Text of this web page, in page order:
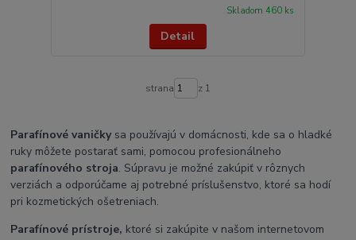
Skladom 460 ks
Detail
strana z 1
Parafínové vaničky sa používajú v domácnosti, kde sa o hladké
ruky môžete postarať sami, pomocou profesionálneho
parafínového stroja. Súpravu je možné zakúpiť v rôznych
verziách a odporúčame aj potrebné príslušenstvo, ktoré sa hodí
pri kozmetických ošetreniach.
Parafínové prístroje, ktoré si zakúpite v našom internetovom